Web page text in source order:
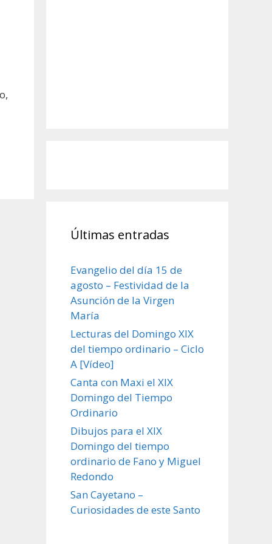
Últimas entradas
Evangelio del día 15 de
agosto – Festividad de la
Asunción de la Virgen
María
Lecturas del Domingo XIX
del tiempo ordinario – Ciclo
A [Vídeo]
Canta con Maxi el XIX
Domingo del Tiempo
Ordinario
Dibujos para el XIX
Domingo del tiempo
ordinario de Fano y Miguel
Redondo
San Cayetano –
Curiosidades de este Santo